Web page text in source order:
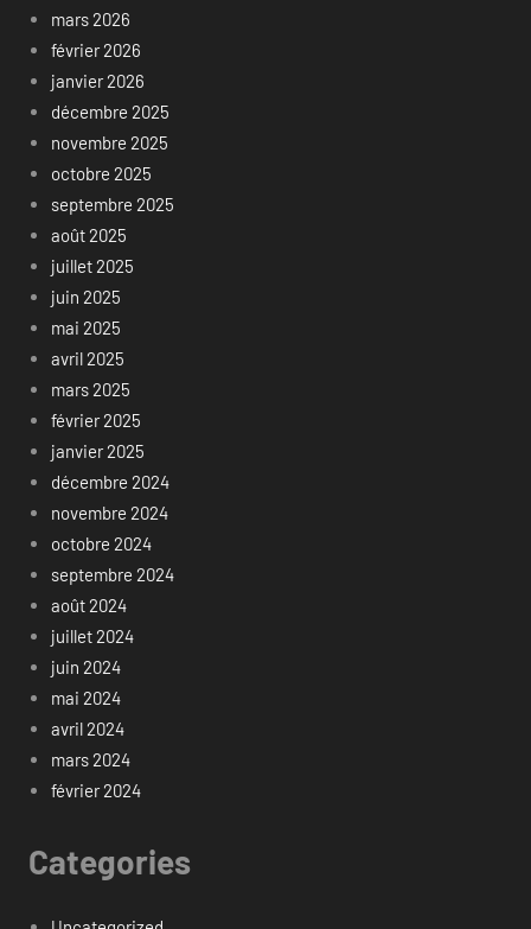
mars 2026
février 2026
janvier 2026
décembre 2025
novembre 2025
octobre 2025
septembre 2025
août 2025
juillet 2025
juin 2025
mai 2025
avril 2025
mars 2025
février 2025
janvier 2025
décembre 2024
novembre 2024
octobre 2024
septembre 2024
août 2024
juillet 2024
juin 2024
mai 2024
avril 2024
mars 2024
février 2024
Categories